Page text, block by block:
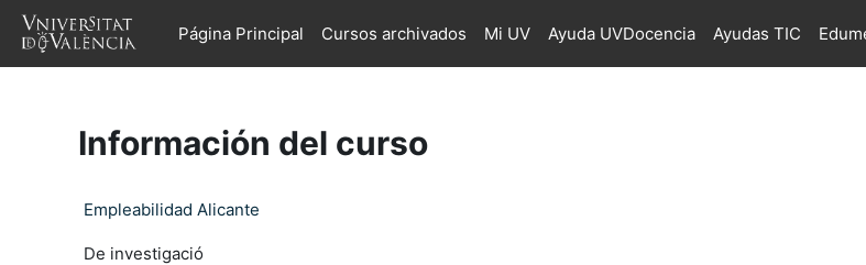
Salta al contenido principal
Página Principal
Cursos archivados Mi UV Ayuda UVDocencia Ayudas TIC
Información del curso
Empleabilidad Alicante
De investigació